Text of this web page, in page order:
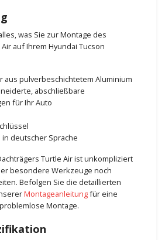
was Sie zur Montage des
auf Ihrem Hyundai Tucson
aus pulverbeschichtetem Aluminium
abschließbare
für Ihr Auto
in deutscher Sprache
Turtle Air ist unkompliziert
besondere Werkzeuge noch
Befolgen Sie die detaillierten
Montageanleitungfür eine
Montage.